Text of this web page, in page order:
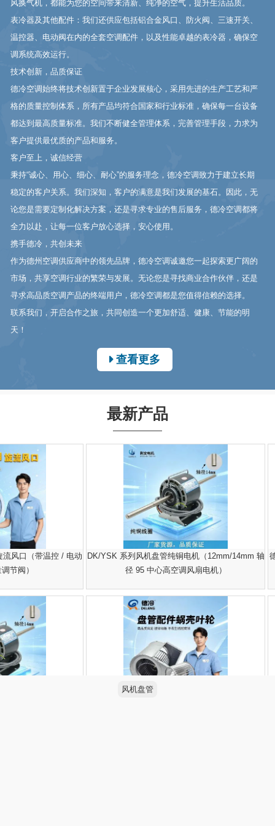
风换气机，都能为您的空间带来清新、纯净的空气，提升生活品质。
表冷器及其他配件：我们还供应包括铝合金风口、防火阀、三速开关、
温控器、电动阀在内的全套空调配件，以及性能卓越的表冷器，确保空
调系统高效运行。
技术创新，品质保证
德冷空调始终将技术创新置于企业发展核心，采用先进的生产工艺和严
格的质量控制体系，所有产品均符合国家和行业标准，确保每一台设备
都达到最高质量标准。我们不断健全管理体系，完善管理手段，力求为
客户提供最优质的产品和服务。
客户至上，诚信经营
秉持“诚心、用心、细心、耐心”的服务理念，德冷空调致力于建立长期
稳定的客户关系。我们深知，客户的满意是我们发展的基石。因此，无
论您是需要定制化解决方案，还是寻求专业的售后服务，德冷空调都将
全力以赴，让每一位客户放心选择，安心使用。
携手德冷，共创未来
作为德州空调供应商中的领先品牌，德冷空调诚邀您一起探索更广阔的
市场，共享空调行业的繁荣与发展。无论您是寻找商业合作伙伴，还是
寻求高品质空调产品的终端用户，德冷空调都是您值得信赖的选择。
联系我们，开启合作之旅，共同创造一个更加舒适、健康、节能的明
天！
查看更多
最新产品
风口（带温控 / 电动
阀）
DK/YSK 系列风机盘管纯铜电机（12mm/14mm 轴
径 95 中心高空调风扇电机）
德
风机盘管